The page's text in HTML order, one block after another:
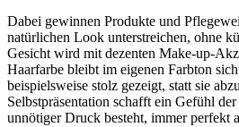
Dabei gewinnen Produkte und
natürlichen Look unterstreichen, ohne
Gesicht wird mit dezenten Make-up-
Haarfarbe bleibt im eigenen Farbton
beispielsweise stolz gezeigt, statt sie
Selbstpräsentation schafft ein Gefühl
unnötiger Druck besteht, immer perfekt